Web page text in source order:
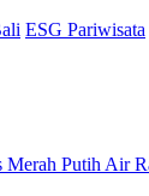
ESG Pariwisata
Putih Air